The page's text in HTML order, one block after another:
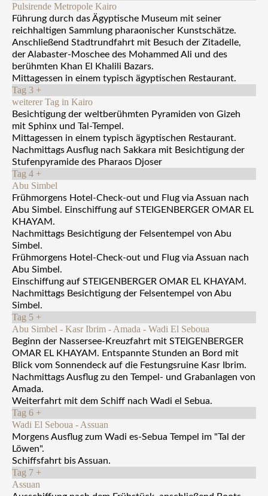
Pulsirende Metropole Kairo
Führung durch das Ägyptische Museum mit seiner
reichhaltigen Sammlung pharaonischer Kunstschätze.
Anschließend Stadtrundfahrt mit Besuch der Zitadelle,
der Alabaster-Moschee des Mohammed Ali und des
berühmten Khan El Khalili Bazars.
Mittagessen in einem typisch ägyptischen Restaurant.
Tag 3 +
weiterer Tag in Kairo
Besichtigung der weltberühmten Pyramiden von Gizeh
mit Sphinx und Tal-Tempel.
Mittagessen in einem typisch ägyptischen Restaurant.
Nachmittags Ausflug nach Sakkara mit Besichtigung der
Stufenpyramide des Pharaos Djoser
Tag 4 +
Abu Simbel
Frühmorgens Hotel-Check-out und Flug via Assuan nach
Abu Simbel. Einschiffung auf STEIGENBERGER OMAR EL
KHAYAM.
Nachmittags Besichtigung der Felsentempel von Abu
Simbel.
Frühmorgens Hotel-Check-out und Flug via Assuan nach
Abu Simbel.
Einschiffung auf STEIGENBERGER OMAR EL KHAYAM.
Nachmittags Besichtigung der Felsentempel von Abu
Simbel.
Tag 5 +
Abu Simbel - Kasr Ibrim - Amada - Wadi El Seboua
Beginn der Nassersee-Kreuzfahrt mit STEIGENBERGER
OMAR EL KHAYAM. Entspannte Stunden an Bord mit
Blick vom Sonnendeck auf die Festungsruine Kasr Ibrim.
Nachmittags Ausflug zu den Tempel- und Grabanlagen von
Amada.
Weiterfahrt mit dem Schiff nach Wadi el Sebua.
Tag 6 +
Wadi El Seboua - Assuan
Morgens Ausflug zum Wadi es-Sebua Tempel im "Tal der
Löwen".
Schiffsfahrt bis Assuan.
Tag 7 +
Assuan